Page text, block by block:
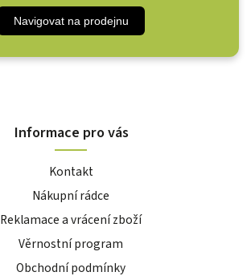
Navigovat na prodejnu
Informace pro vás
Kontakt
Nákupní rádce
Reklamace a vrácení zboží
Věrnostní program
Obchodní podmínky